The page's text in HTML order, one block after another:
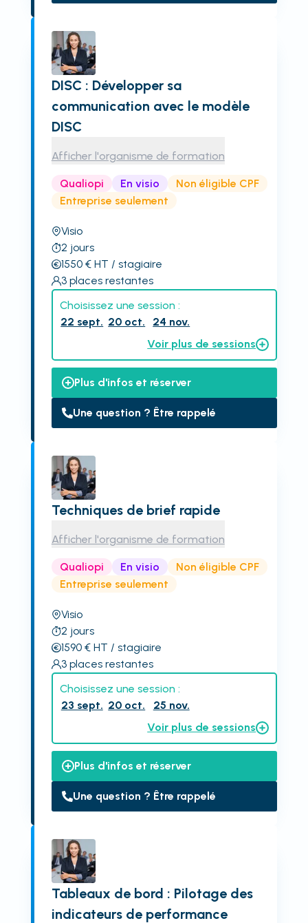
DISC : Développer sa
communication avec le modèle
DISC
Afficher l'organisme de formation
Qualiopi En visio
Non éligible CPF
Entreprise seulement
Visio
2 jours
1550€ HT / stagiaire
3 places restantes
Choisissez une session :
22 sept. 20 oct.
24 nov.
Voir plus de sessions
Plus d'infos et réserver
Une question ? Être rappelé
Techniques de brief rapide
Afficher l'organisme de formation
Qualiopi En visio
Non éligible CPF
Entreprise seulement
Visio
2 jours
1590€ HT / stagiaire
3 places restantes
Choisissez une session :
23 sept. 20 oct.
25 nov.
Voir plus de sessions
Plus d'infos et réserver
Une question ? Être rappelé
Tableaux de bord : Pilotage des
indicateurs de performance